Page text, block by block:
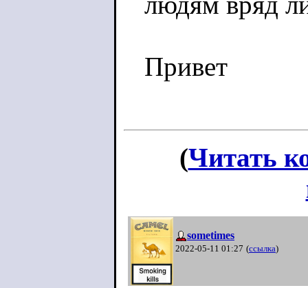
Привет
(Читать
sometimes
2022-05-11 01:27 (ссылка)